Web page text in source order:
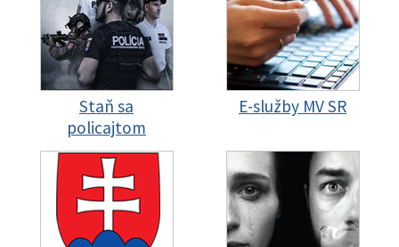
Staň sa
policajtom
E-služby MV SR